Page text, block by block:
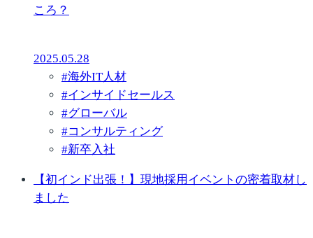
ころ？
2025.05.28
#海外IT人材
#インサイドセールス
#グローバル
#コンサルティング
#新卒入社
【初インド出張！】現地採用イベントの密着取材し
ました